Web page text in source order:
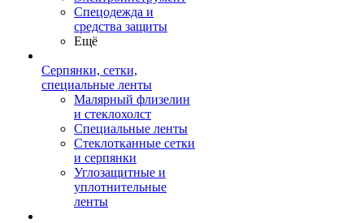
Спецодежда и
средства защиты
Ещё
Серпянки, сетки,
специальные ленты
Малярный флизелин
и стеклохолст
Специальные ленты
Стеклотканные сетки
и серпянки
Углозащитные и
уплотнительные
ленты